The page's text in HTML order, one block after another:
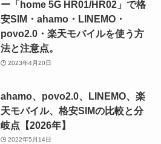
ー「home 5G HR01/HR02」で格
安SIM・ahamo・LINEMO・
povo2.0・楽天モバイルを使う方
法と注意点。
2023年4月20日
ahamo、povo2.0、LINEMO、楽
天モバイル、格安SIMの比較と分
岐点【2026年】
2022年5月14日